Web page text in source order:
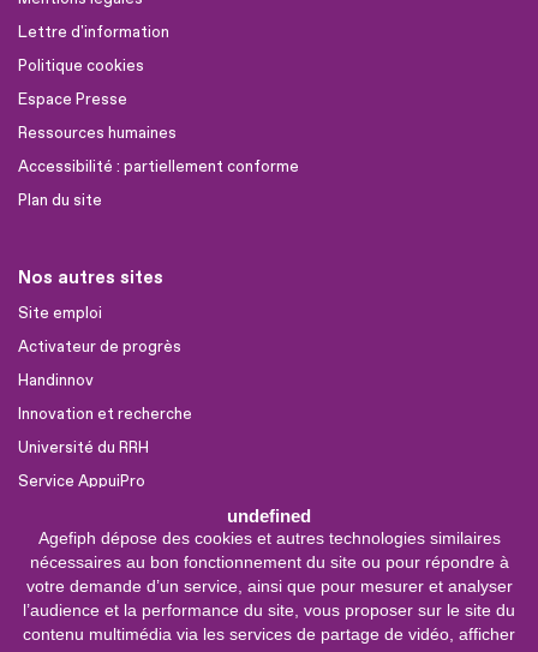
undefined
Agefiph dépose des cookies et autres technologies similaires
nécessaires au bon fonctionnement du site ou pour répondre à
votre demande d’un service, ainsi que pour mesurer et analyser
l’audience et la performance du site, vous proposer sur le site du
contenu multimédia via les services de partage de vidéo, afficher
Lettre d'information
Politique cookies
Espace Presse
Ressources humaines
Accessibilité : partiellement conforme
Plan du site
Nos autres sites
Site emploi
Activateur de progrès
Handinnov
Innovation et recherche
Université du RRH
Service AppuiPro
Nous suivre
Youtube
Linkedin